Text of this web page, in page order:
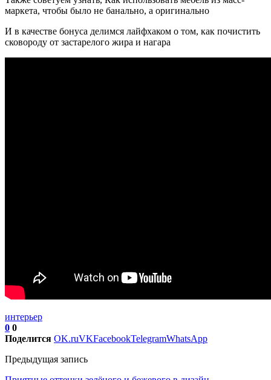
маркета, чтобы было не банально, а оригинально
И в качестве бонуса делимся лайфхаком о том, как почистить
сковороду от застарелого жира и нагара
интерьер
0 0
Поделится OK.ruVKFacebookTelegramWhatsApp
Предыдущая запись